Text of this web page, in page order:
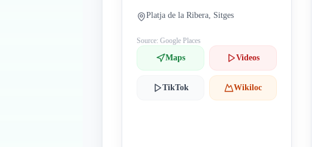
Platja de la Ribera, Sitges
Source: Google Places
Maps Videos
TikTok Wikiloc